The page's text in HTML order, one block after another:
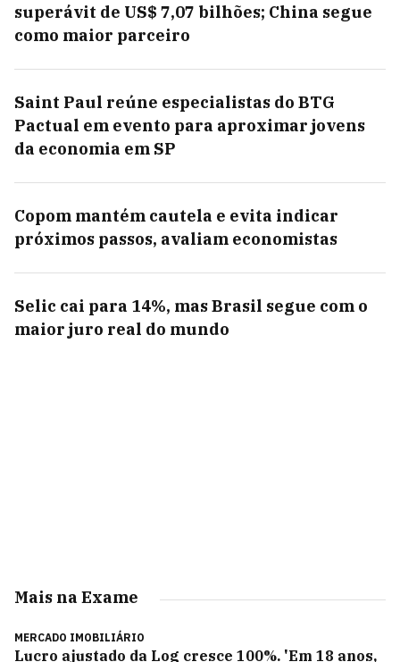
superávit de US$ 7,07 bilhões; China segue
como maior parceiro
Saint Paul reúne especialistas do BTG
Pactual em evento para aproximar jovens
da economia em SP
Copom mantém cautela e evita indicar
próximos passos, avaliam economistas
Selic cai para 14%, mas Brasil segue com o
maior juro real do mundo
Mais na Exame
MERCADO IMOBILIÁRIO
Lucro ajustado da Log cresce 100%. 'Em 18 anos,